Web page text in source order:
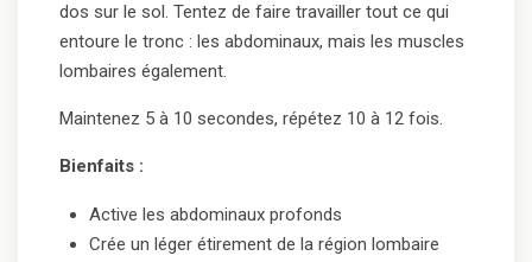
dos sur le sol. Tentez de faire travailler tout ce qui
entoure le tronc : les abdominaux, mais les muscles
lombaires également.
Maintenez 5 à 10 secondes, répétez 10 à 12 fois.
Bienfaits :
Active les abdominaux profonds
Crée un léger étirement de la région lombaire